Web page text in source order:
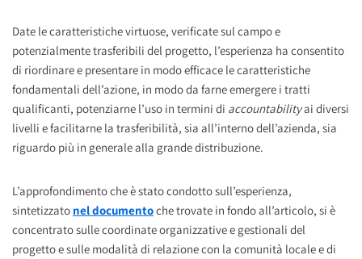
Date le caratteristiche virtuose, verificate sul campo e
potenzialmente trasferibili del progetto, l’esperienza ha consentito
di riordinare e presentare in modo efficace le caratteristiche
fondamentali dell’azione, in modo da farne emergere i tratti
qualificanti, potenziarne l’uso in termini di accountabilityai diversi
livelli e facilitarne la trasferibilità, sia all’interno dell’azienda, sia
riguardo più in generale alla grande distribuzione.
L’approfondimento che è stato condotto sull’esperienza,
sintetizzato nel documentoche trovate in fondo all’articolo, si è
concentrato sulle coordinate organizzative e gestionali del
progetto e sulle modalità di relazione con la comunità locale e di